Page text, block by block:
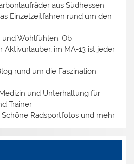
aus Südhessen
Einzelzeitfahren rund um den
Wohlfühlen: Ob
Aktivurlauber, im MA-13 ist jeder
rund um die Faszination
und Unterhaltung für
Trainer
Schöne Radsportfotos und mehr